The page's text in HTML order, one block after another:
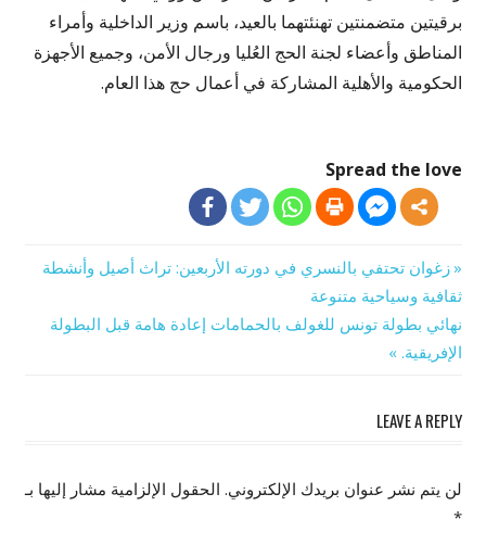
برقيتين متضمنتين تهنئتهما بالعيد، باسم وزير الداخلية وأمراء
المناطق وأعضاء لجنة الحج العُليا ورجال الأمن، وجميع الأجهزة
الحكومية والأهلية المشاركة في أعمال حج هذا العام.
Spread the love
تصفّح
المقالات
Previous
Post:
زغوان تحتفي بالنسري في دورته الأربعين: تراث أصيل وأنشطة
ثقافية وسياحية متنوعة
Next
Post:
نهائي بطولة تونس للغولف بالحمامات إعادة هامة قبل البطولة
الإفريقية.
LEAVE A REPLY
لن يتم نشر عنوان بريدك الإلكتروني. الحقول الإلزامية مشار إليها بـ
*